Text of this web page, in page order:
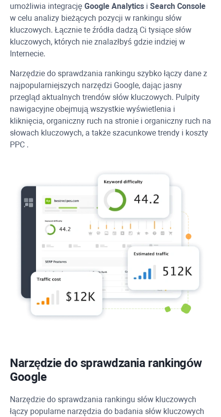
umożliwia integrację Google Analytics i Search Console
w celu analizy bieżących pozycji w rankingu słów
kluczowych. Łącznie te źródła dadzą Ci tysiące słów
kluczowych, których nie znalazłbyś gdzie indziej w
Internecie.
Narzędzie do sprawdzania rankingu szybko łączy dane z
najpopularniejszych narzędzi Google, dając jasny
przegląd aktualnych trendów słów kluczowych. Pulpity
nawigacyjne obejmują wszystkie wyświetlenia i
kliknięcia, organiczny ruch na stronie i organiczny ruch na
słowach kluczowych, a także szacunkowe trendy i koszty
PPC .
Narzędzie do sprawdzania rankingów
Google
Narzędzie do sprawdzania rankingu słów kluczowych
łączy popularne narzędzia do badania słów kluczowych